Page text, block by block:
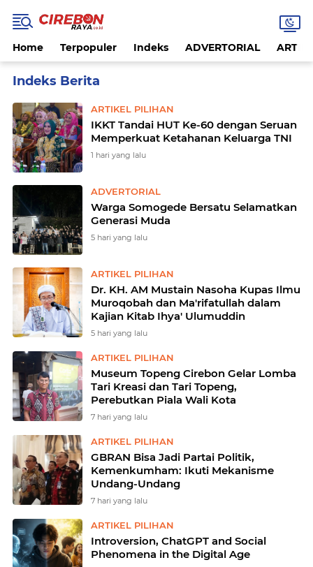
Home Terpopuler Indeks ADVERTORIAL
ARTIKEL PILIHAN
IKKT Tandai HUT Ke-60 dengan Seruan
Memperkuat Ketahanan Keluarga TNI
1 hari yang lalu
ADVERTORIAL
Warga Somogede Bersatu Selamatkan
Generasi Muda
5 hari yang lalu
ARTIKEL PILIHAN
Dr. KH. AM Mustain Nasoha Kupas Ilmu
Muroqobah dan Ma'rifatullah dalam
Kajian Kitab Ihya' Ulumuddin
5 hari yang lalu
ARTIKEL PILIHAN
Museum Topeng Cirebon Gelar Lomba
Tari Kreasi dan Tari Topeng,
Perebutkan Piala Wali Kota
7 hari yang lalu
ARTIKEL PILIHAN
GBRAN Bisa Jadi Partai Politik,
Kemenkumham: Ikuti Mekanisme
Undang-Undang
7 hari yang lalu
ARTIKEL PILIHAN
Introversion, ChatGPT and Social
Phenomena in the Digital Age